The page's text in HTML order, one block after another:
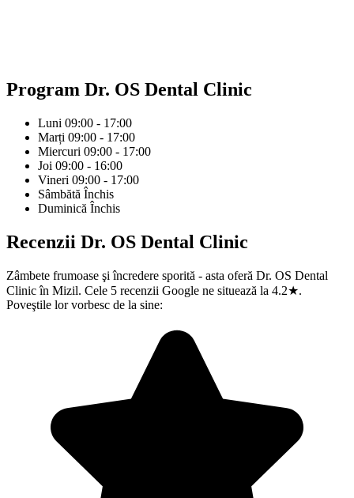
Program Dr. OS Dental Clinic
Luni 09:00 - 17:00
Marți 09:00 - 17:00
Miercuri 09:00 - 17:00
Joi 09:00 - 16:00
Vineri 09:00 - 17:00
Sâmbătă Închis
Duminică Închis
Recenzii Dr. OS Dental Clinic
Zâmbete frumoase şi încredere sporită - asta oferă Dr. OS Dental
Clinic în Mizil. Cele 5 recenzii Google ne situează la 4.2★.
Poveştile lor vorbesc de la sine: